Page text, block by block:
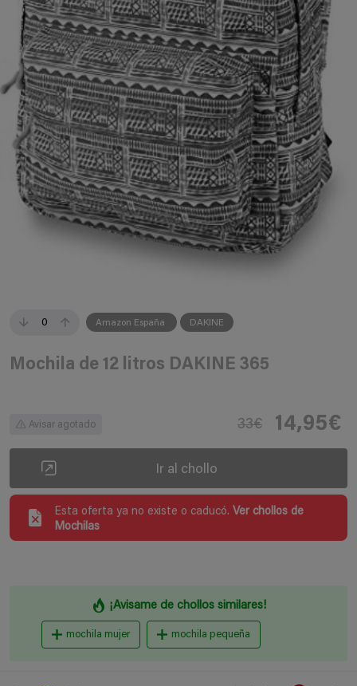
0 Amazon España DAKINE
Mochila de 12 litros DAKINE 365
Avisar agotado 33€ 14,95€
Ir al chollo
Esta oferta ya no existe o caducó. Ver chollos de
Mochilas
¡Avisame de chollos similares!
mochila mujer mochila pequeña